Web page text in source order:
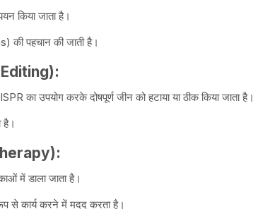
किया जाता है।
की पहचान की जाती है।
Editing):
का उपयोग करके दोषपूर्ण जीन को हटाया या ठीक किया जाता है।
है।
में डाला जाता है।
से कार्य करने में मदद करता है।